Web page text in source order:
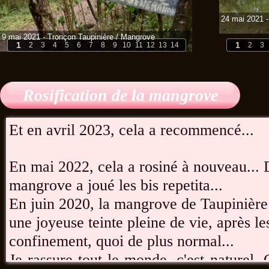
Rosification de la mangrove
24 mai 2021
1 2 3
9 mai 2021 - Tronçon Taupinière / Mangrove
1 2 3 4 5 6 7 8 9 10 11 12 13 14
Et en avril 2023, cela a recommencé...
En mai 2022, cela a rosiné à nouveau...
mangrove a joué les bis repetita...
En juin 2020, la mangrove de
une joyeuse teinte pleine de vie, après
confinement, quoi de plus normal...
Je rassure tout le monde, c'est naturel.